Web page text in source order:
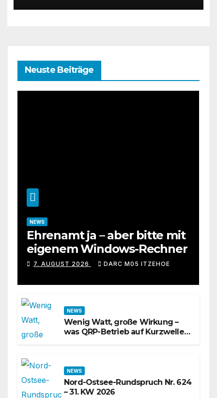
Neuste Beiträge
NEWS
Ehrenamt ja – aber bitte mit
eigenem Windows-Rechner
7. AUGUST 2026 DARC M05 ITZEHOE
NEWS
Wenig Watt, große Wirkung –
was QRP-Betrieb auf Kurzwelle
NEWS
Nord-Ostsee-Rundspruch Nr. 624
– 31. KW 2026